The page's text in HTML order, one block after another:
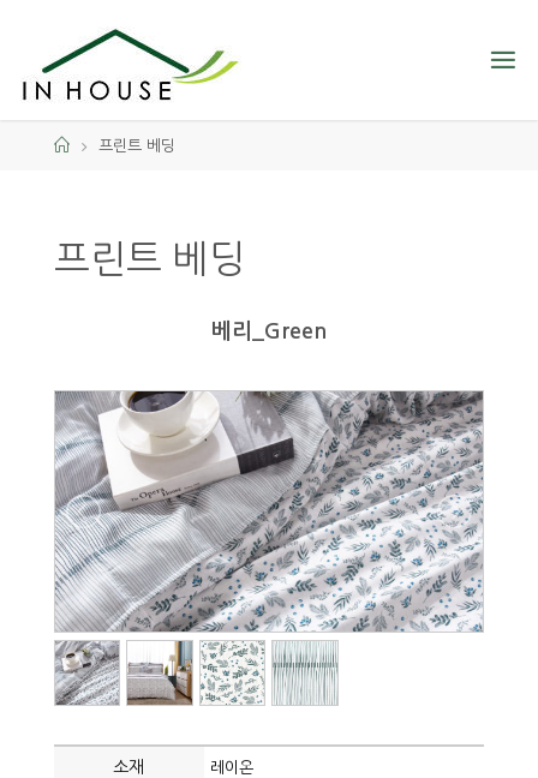
프린트 베딩
프린트 베딩
베리_Green
소재 레이온